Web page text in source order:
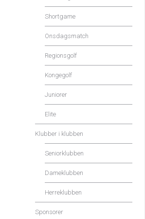
Shortgame
Onsdagsmatch
Regionsgolf
Kongegolf
Juniorer
Elite
Klubber i klubben
Seniorklubben
Dameklubben
Herreklubben
Sponsorer